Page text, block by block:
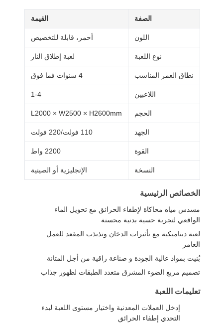
الصفة القيمة
اللون أحمر، قابلة للتخصيص
نوع اللعبة لعبة إطلاق النار
نطاق العمر المناسب 4 سنوات فما فوق
اللاعبين 1-4
الحجم L2000 × W2500 × H2600mm
الجهد 110 فولت/220 فولت
القوة 2200 واط
النسخة الإنجليزية أو الصينية
الخصائص الرئيسية
مسدس مياه محاكاة لإطفاء الحرائق مع تحويل الماء
الواقعي لتجربة حسية بدنية محسنة
لعبة ديناميكية مع تأثيرات الدخان وتذبذب المقعد للعمل
الغامر
بُنيت بمواد عالية الجودة و صناعة راقية من أجل المتانة
تصميم مربع الضوء المشرق متعدد الطبقات لظهور جذاب
تعليمات اللعبة
إدخل العملات المعدنية واختيار مستوى اللعبة لبدء
التحدي إطفاء الحرائق